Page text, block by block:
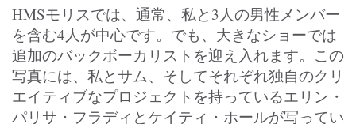
HMSモリスでは、通常、私と3人の男性メンバー
を含む4人が中心です。でも、大きなショーでは
追加のバックボーカリストを迎え入れます。この
写真には、私とサム、そしてそれぞれ独自のクリ
エイティブなプロジェクトを持っているエリン・
パリサ・フラディとケイティ・ホールが写ってい